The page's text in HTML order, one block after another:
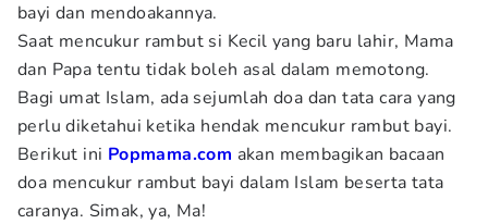
bayi dan mendoakannya.
Saat mencukur rambut si Kecil yang baru lahir, Mama
dan Papa tentu tidak boleh asal dalam memotong.
Bagi umat Islam, ada sejumlah doa dan tata cara yang
perlu diketahui ketika hendak mencukur rambut bayi.
Berikut ini Popmama.com akan membagikan bacaan
doa mencukur rambut bayi dalam Islam beserta tata
caranya. Simak, ya, Ma!